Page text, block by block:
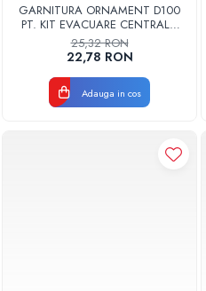
GARNITURA ORNAMENT D100
PT. KIT EVACUARE CENTRALA
FGGE100
25,32 RON
22,78 RON
Adauga in cos